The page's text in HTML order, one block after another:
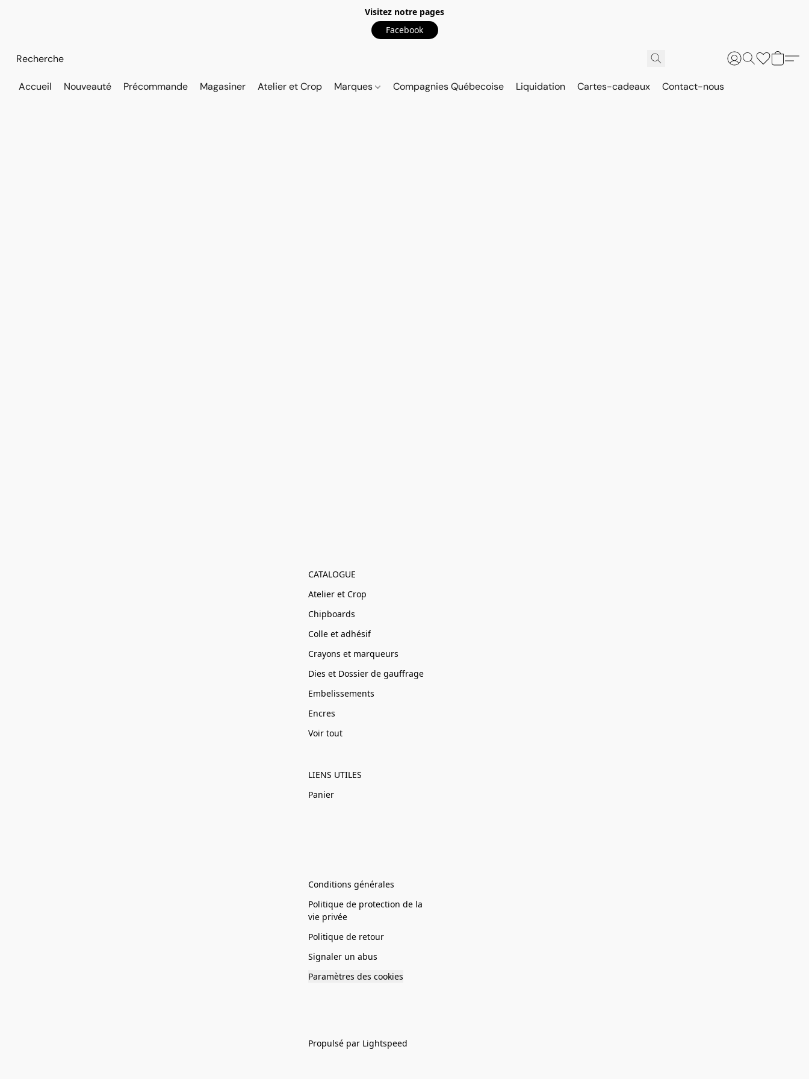
Visitez notre pages
Facebook
Accueil Nouveauté Précommande Magasiner Atelier et Crop Marques Compagnies Québecoise Liquidation Cartes-cadeaux Contact-nous
CATALOGUE
Atelier et Crop
Chipboards
Colle et adhésif
Crayons et marqueurs
Dies et Dossier de gauffrage
Embelissements
Encres
Voir tout
LIENS UTILES
Panier
Conditions générales
Politique de protection de la
vie privée
Politique de retour
Signaler un abus
Paramètres des cookies
Propulsé par Lightspeed